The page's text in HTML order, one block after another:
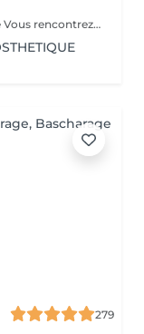
Diagnostic du cuir chevelu La Biosthétique Vous rencontrez des problèmes au niveau du cuir chevelu ? Cheveux gras, pellicules, démangeaisons ou sécheresse cutanée ? Profitez de notre diagnostic professionnel du cuir chevelu pour identifier les causes et trouver des solutions adaptées à vos besoins. Grâce à une analyse précise, nous vous proposons des recommandations personnalisées pour retrouver un cuir chevelu sain et équilibré. N'hésitez pas à réserver votre rendez-vous dès maintenant
279